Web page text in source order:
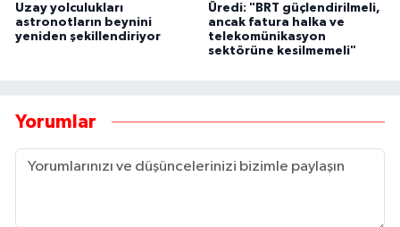
Uzay yolculukları
astronotların beynini
yeniden şekillendiriyor
Üredi: "BRT güçlendirilmeli,
ancak fatura halka ve
telekomünikasyon
sektörüne kesilmemeli"
Yorumlar